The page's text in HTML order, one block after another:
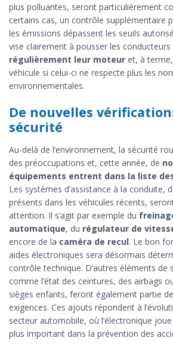
plus polluantes, seront particulièrement
certains cas, un contrôle supplémentaire
les émissions dépassent les seuils
vise clairement à pousser les conducteurs
régulièrement leur moteur et, à
véhicule si celui-ci ne respecte plus les
environnementales.
De nouvelles
sécurité
Au-delà de l’environnement, la sécurité
des préoccupations et, cette année, de
équipements entrent dans la liste
Les systèmes d’assistance à la conduite,
présents dans les véhicules récents,
attention. Il s’agit par exemple du
automatique, du régulateur de
encore de la caméra de recul. Le bon
aides électroniques sera désormais
contrôle technique. D’autres éléments de
comme l’état des ceintures, des airbags
sièges enfants, feront également partie
exigences. Ces ajouts répondent à
secteur automobile, où l’électronique
plus important dans la prévention des